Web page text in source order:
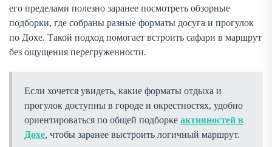
его пределами полезно заранее посмотреть обзорные
подборки, где собраны разные форматы досуга и прогулок
по Дохе. Такой подход помогает встроить сафари в маршрут
без ощущения перегруженности.
Если хочется увидеть, какие форматы отдыха и
прогулок доступны в городе и окрестностях, удобно
ориентироваться по общей подборке активностей в
Дохе, чтобы заранее выстроить логичный маршрут.